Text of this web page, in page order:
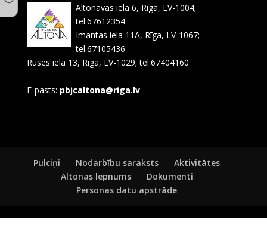
Altonavas iela 6, Rīga, LV-1004;
tel.67612354
Imantas iela 11A, Rīga, LV-1067;
tel.67105436
Ruses iela 13, Rīga, LV-1029; tel.67404160
E-pasts: pbjcaltona@riga.lv
Pulciņi Nodarbību saraksts
Aktivitātes
Altonas lepnums
Dokumenti
Personas datu apstrāde